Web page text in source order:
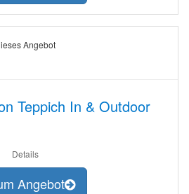
Angebot
Teppich In & Outdoor
Details
Angebot